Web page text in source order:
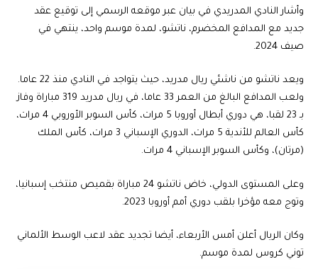
وأشار النادي المدريدي في بيان عبر موقعه الرسمي إلى توقيع عقد
جديد مع المدافع المخضرم، ناتشو، لمدة موسم واحد، ينتهي في
صيف 2024.
ويعد ناتشو من ناشئي ريال مدريد، حيث يتواجد في النادي منذ 22 عاما.
ولعب المدافع البالغ من العمر 33 عاما، في ريال مدريد 319 مباراة وفاز
بـ 23 لقبا، هي دوري أبطال أوروبا 5 مرات، كأس السوبر الأوروبي 4 مرات،
كأس العالم للأندية 5 مرات، الدوري الإسباني 3 مرات، كأس الملك
(مرتان)، وكأس السوبر الإسباني 4 مرات.
وعلى المستوى الدولي، خاض ناتشو 24 مباراة بقميص منتخب إسبانيا،
وتوج معه مؤخرا بلقب دوري أمم أوروبا 2023.
وكان الريال أعلن أمس الأربعاء، أيضا تجديد عقد لاعب الوسط الألماني
توني كروس لمدة موسم.